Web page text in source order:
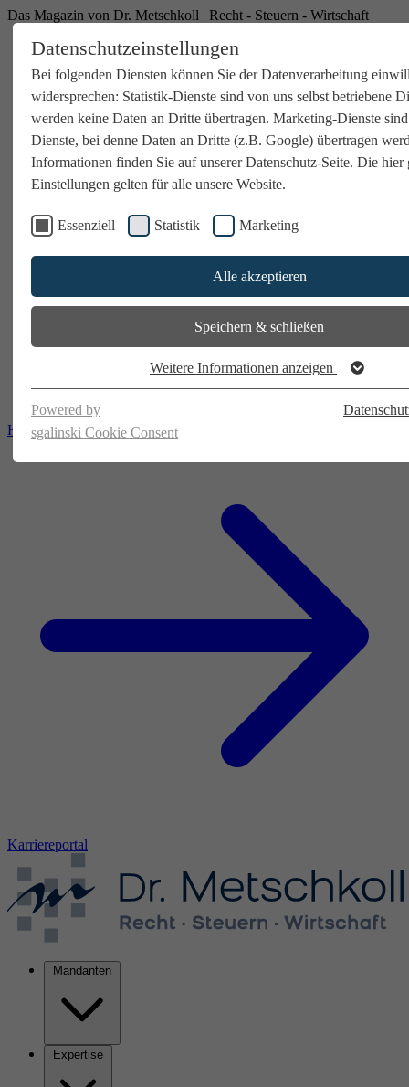
Datenschutzeinstellungen
Bei folgenden Diensten können Sie der Datenverarbeitung
widersprechen: Statistik-Dienste sind von uns selbst betriebene
werden keine Daten an Dritte übertragen. Marketing-Dienste
Dienste, bei denne Daten an Dritte (z.B. Google) übertragen
Informationen finden Sie auf unserer Datenschutz-Seite. Die hier
Einstellungen gelten für alle unsere Website.
Essenziell Statistik Marketing
Alle akzeptieren
Speichern & schließen
Weitere Informationen anzeigen
Powered by
sgalinski Cookie Consent
Das Magazin von Dr. Metschkoll | Recht - Steuern - Wirtschaft
Homepage
Karriereportal
Mandanten
Expertise